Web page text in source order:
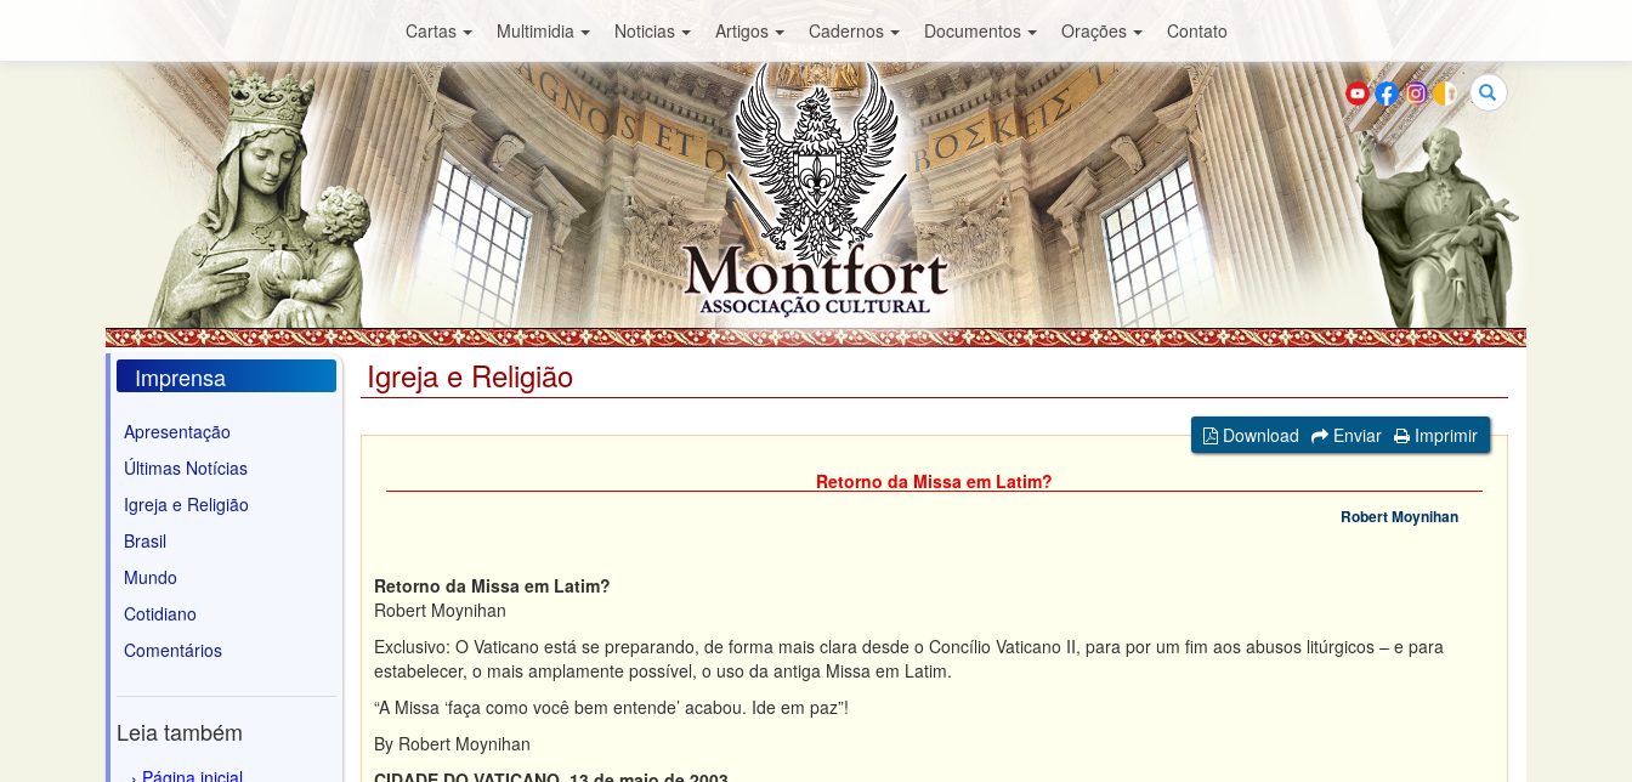
Cartas Multimidia Noticias Artigos Cadernos Documentos Orações Contato
Buscar
Imprensa
Apresentação
Últimas Notícias
Igreja e Religião
Brasil
Mundo
Cotidiano
Comentários
Leia também
Página inicial
Igreja e Religião
Download Enviar
Imprimir
Retorno da Missa em Latim?
Robert Moynihan
Retorno da Missa em Latim?
Robert Moynihan
Exclusivo: O Vaticano está se preparando, de forma mais clara desde o Concílio Vaticano II, para por um fim aos abusos litúrgicos – e para
estabelecer, o mais amplamente possível, o uso da antiga Missa em Latim.
“A Missa ‘faça como você bem entende’ acabou. Ide em paz”!
By Robert Moynihan